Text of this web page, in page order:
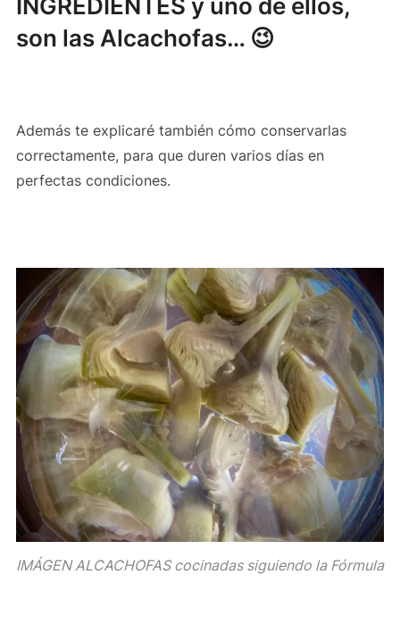
INGREDIENTES y uno de ellos,
son las Alcachofas… 😉
Además te explicaré también cómo conservarlas
correctamente, para que duren varios días en
perfectas condiciones.
IMÁGEN ALCACHOFAS cocinadas siguiendo la Fórmula